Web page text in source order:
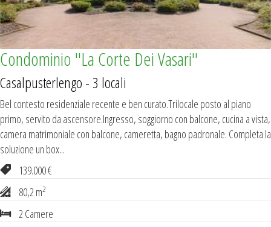
Condominio ''La Corte Dei Vasari''
Casalpusterlengo - 3 locali
Bel contesto residenziale recente e ben curato.Trilocale posto al piano
primo, servito da ascensore.Ingresso, soggiorno con balcone, cucina a vista,
camera matrimoniale con balcone, cameretta, bagno padronale. Completa la
soluzione un box...
139.000 €
80,2 m2
2 Camere